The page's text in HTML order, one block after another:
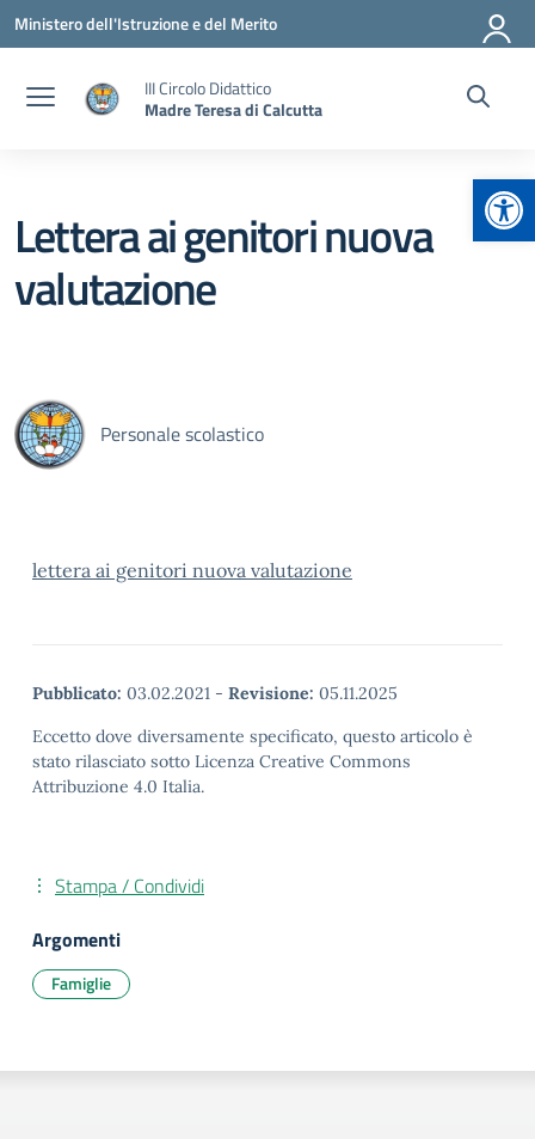
Vai ai contenuti
Vai al menu di navigazione
Vai al footer
Ministero dell'Istruzione e del Merito
III Circolo Didattico
Madre Teresa di Calcutta
Lettera ai genitori nuova
valutazione
Personale scolastico
lettera ai genitori nuova valutazione
Pubblicato: 03.02.2021 - Revisione: 05.11.2025
Eccetto dove diversamente specificato, questo articolo è
stato rilasciato sotto Licenza Creative Commons
Attribuzione 4.0 Italia.
Stampa / Condividi
Argomenti
Famiglie